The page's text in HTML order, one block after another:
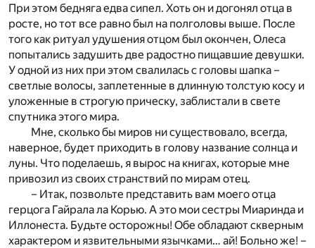
При этом бедняга едва сипел. Хоть он и догонял отца в
росте, но тот все равно был на полголовы выше. После
того как ритуал удушения отцом был окончен, Олеса
попытались задушить две радостно пищавшие девушки.
У одной из них при этом свалилась с головы шапка –
светлые волосы, заплетенные в длинную толстую косу и
уложенные в строгую прическу, заблистали в свете
спутника этого мира.
Мне, сколько бы миров ни существовало, всегда,
наверное, будет приходить в голову название солнца и
луны. Что поделаешь, я вырос на книгах, которые мне
привозил из своих странствий по мирам отец.
– Итак, позвольте представить вам моего отца
герцога Гайрала ла Корью. А это мои сестры Миаринда и
Иллонеста. Будьте осторожны! Обе обладают скверным
характером и язвительными язычками… ай! Больно же! –